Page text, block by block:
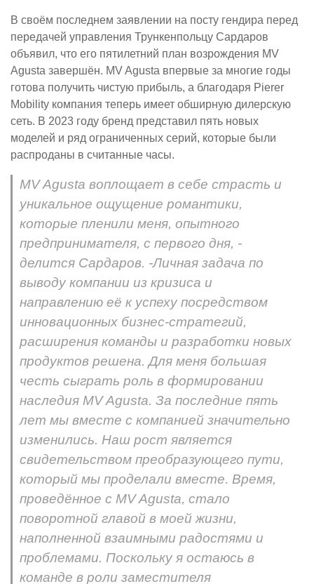
В своём последнем заявлении на посту гендира перед
передачей управления Трункенпольцу Сардаров
объявил, что его пятилетний план возрождения MV
Agusta завершён. MV Agusta впервые за многие годы
готова получить чистую прибыль, а благодаря Pierer
Mobility компания теперь имеет обширную дилерскую
сеть. В 2023 году бренд представил пять новых
моделей и ряд ограниченных серий, которые были
распроданы в считанные часы.
MV Agusta воплощает в себе страсть и
уникальное ощущение романтики,
которые пленили меня, опытного
предпринимателя, с первого дня, -
делится Сардаров. -Личная задача по
выводу компании из кризиса и
направлению её к успеху посредством
инновационных бизнес-стратегий,
расширения команды и разработки новых
продуктов решена. Для меня большая
честь сыграть роль в формировании
наследия MV Agusta. За последние пять
лет мы вместе с компанией значительно
изменились. Наш рост является
свидетельством преобразующего пути,
который мы проделали вместе. Время,
проведённое с MV Agusta, стало
поворотной главой в моей жизни,
наполненной взаимными радостями и
проблемами. Поскольку я остаюсь в
команде в роли заместителя